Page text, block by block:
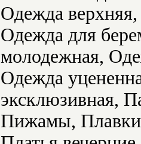
Одежда
Одежда для
молодежная,
Одежда
эксклюзивная,
Пижамы,